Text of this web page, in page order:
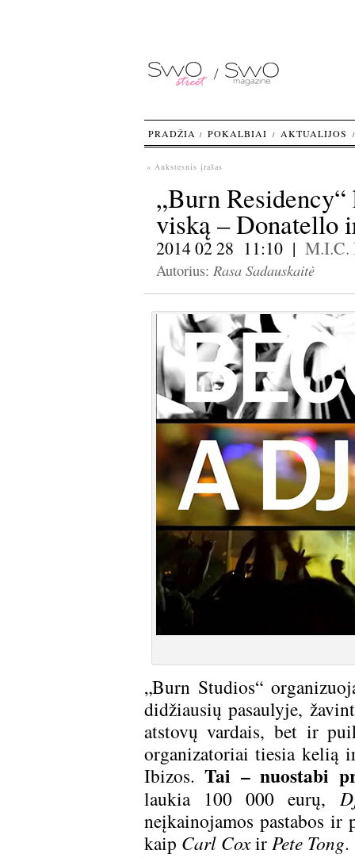
« Ankstesnis įrašas
„Burn
viską – Donatello
2014 02 28 11:10 | M.I.C.
Autorius: Rasa Sadauskaitė
„Burn Studios“
didžiausių pasaulyje,
atstovų vardais, bet ir
organizatoriai tiesia kelią
Ibizos.Tai – nuostabi
laukia 100 000 eurų,
neįkainojamos pastabos
kaip Carl Coxir Pete Tong.
PRADŽIA POKALBIAI AKTUALIJOS